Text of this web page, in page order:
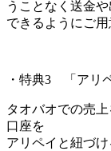
うことなく送金
できるようにご用
・特典3 「アリ
タオバオでの売
口座を
アリペイと紐づけ